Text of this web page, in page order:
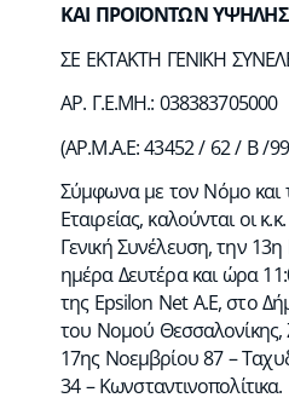
ΚΑΙ ΠΡΟΪΟΝΤΩΝ
ΣΕ ΕΚΤΑΚΤΗ ΓΕΝΙΚΗ
ΑΡ. Γ.Ε.ΜΗ.: 038383705000
(ΑΡ.Μ.Α.Ε: 43452 / 62 / Β /
Σύμφωνα με τον Νόμο και
Εταιρείας, καλούνται οι
Γενική Συνέλευση, την
ημέρα Δευτέρα και ώρα
της Epsilon Net A.E, στο
του Νομού
17ης Νοεμβρίου 87 –
34 – Κωνσταντινοπολίτικα.